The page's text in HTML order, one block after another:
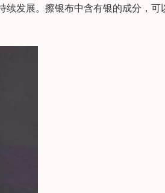
发展。擦银布中含有银的成分，